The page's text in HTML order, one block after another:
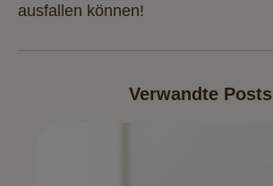
ausfallen können!
Verwandte Posts